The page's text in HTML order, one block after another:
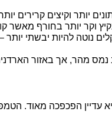
יותר וקיצים קרירים
וקר יותר בחורף
נוטה להיות יבשתי
נמס מהר, אך באזור
הפכפכה מאוד.